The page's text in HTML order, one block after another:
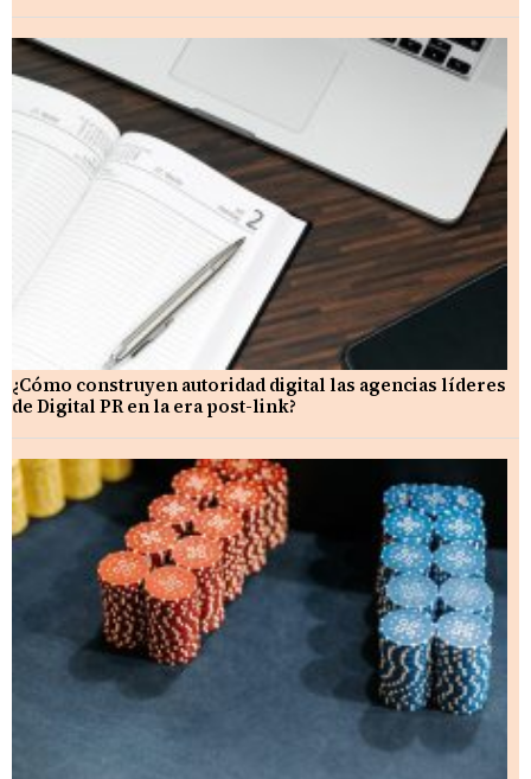
¿Cómo construyen autoridad digital las agencias líderes
de Digital PR en la era post-link?